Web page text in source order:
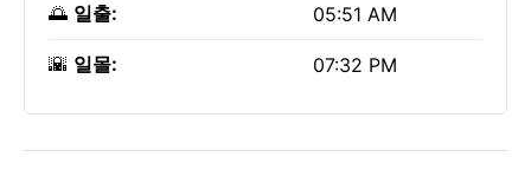
🌅 일출: 05:51 AM
🌇 일몰: 07:32 PM